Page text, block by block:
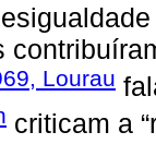
Lourau
criticam a